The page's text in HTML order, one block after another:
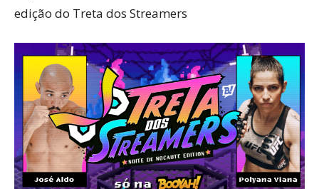
edição do Treta dos Streamers